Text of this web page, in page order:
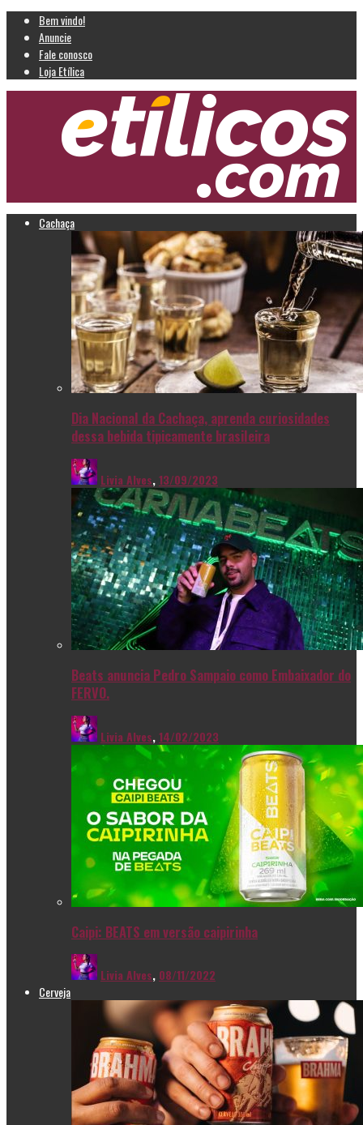
Bem vindo!
Anuncie
Fale conosco
Loja Etílica
Cachaça
Dia Nacional da Cachaça, aprenda curiosidades
dessa bebida tipicamente brasileira
Livia Alves,13/09/2023
Beats anuncia Pedro Sampaio como Embaixador do
FERVO.
Livia Alves,14/02/2023
Caipi: BEATS em versão caipirinha
Livia Alves, 08/11/2022
Cerveja